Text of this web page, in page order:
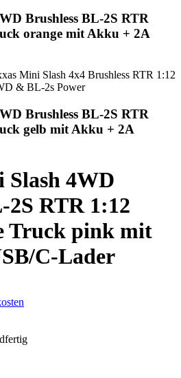
Brushless BL-2S RTR
orange mit Akku + 2A
Brushless BL-2S RTR
gelb mit Akku + 2A
4WD
2S RTR 1:12
Truck pink mit
C-Lader